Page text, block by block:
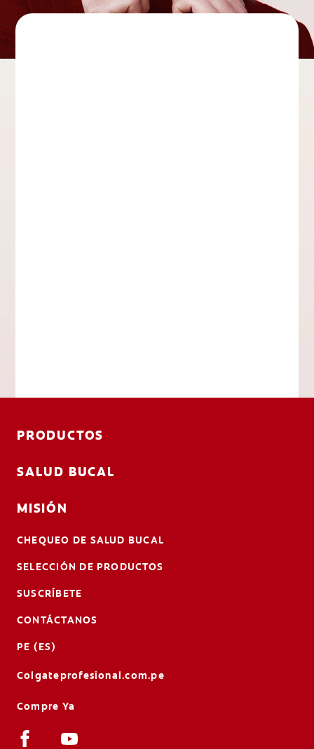
PRODUCTOS
SALUD BUCAL
MISIÓN
CHEQUEO DE SALUD BUCAL
SELECCIÓN DE PRODUCTOS
SUSCRÍBETE
CONTÁCTANOS
PE (ES)
Colgateprofesional.com.pe
Compre Ya